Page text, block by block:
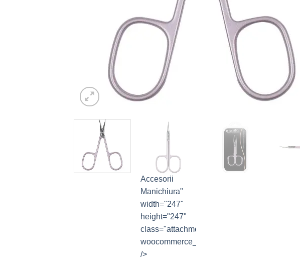
Accesorii
Manichiura"
width="247"
height="247"
class="attachment-
woocommerce_thumbnail"
/>